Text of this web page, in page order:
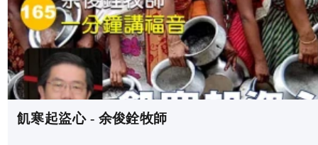
飢寒起盜心 - 余俊銓牧師